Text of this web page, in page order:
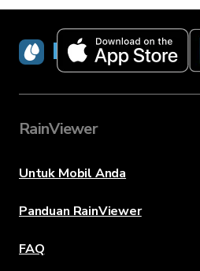
RainViewer
RainViewer
Untuk Mobil Anda
Panduan RainViewer
FAQ